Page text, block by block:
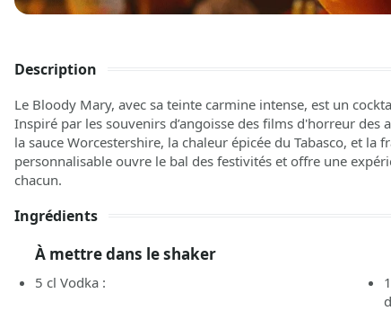
Description
Le Bloody Mary, avec sa teinte carmine intense, est un
Inspiré par les souvenirs d’angoisse des films d'horreur
la sauce Worcestershire, la chaleur épicée du Tabasco, et
personnalisable ouvre le bal des festivités et offre une
chacun.
Ingrédients
À mettre dans le shaker
5 cl Vodka :